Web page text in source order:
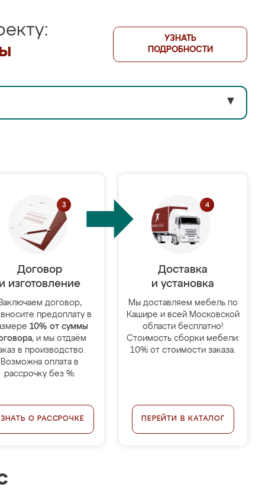
УЗНАТЬ
ПОДРОБНОСТИ
▼
Договор
и изготовление
договор,
предоплату в
10% от суммы
, и мы отдаём
в производство.
Возможна оплата в
рассрочку без %.
О РАССРОЧКЕ
Доставка
и установка
Мы доставляем мебель по
Кашире и всей Московской
области бесплатно!
Стоимость сборки мебели:
10% от стоимости заказа.
ПЕРЕЙТИ В КАТАЛОГ